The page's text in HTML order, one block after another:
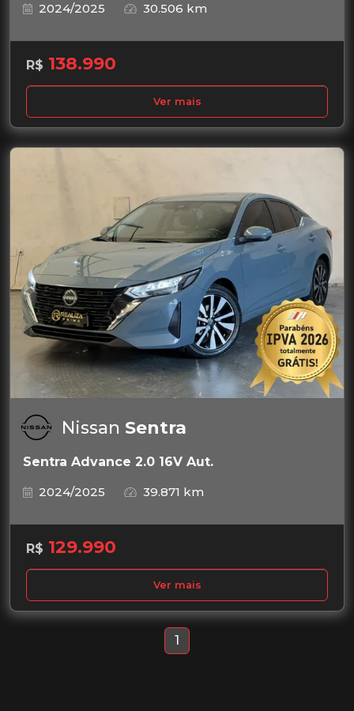
2024/2025
30.506 km
R$ 138.990
Ver mais
Nissan Sentra
Sentra Advance 2.0 16V Aut.
2024/2025
39.871 km
R$ 129.990
Ver mais
1